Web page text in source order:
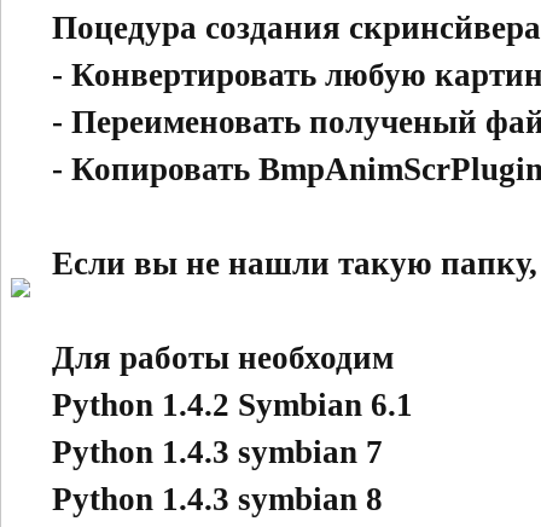
Поцедура создания
- Конвертировать любую
- Переименовать полученый
- Копировать
Если вы не нашли такую папку,
Для работы необходим
Python 1.4.2 Symbian 6.1
Python 1.4.3 symbian 7
Python 1.4.3 symbian 8